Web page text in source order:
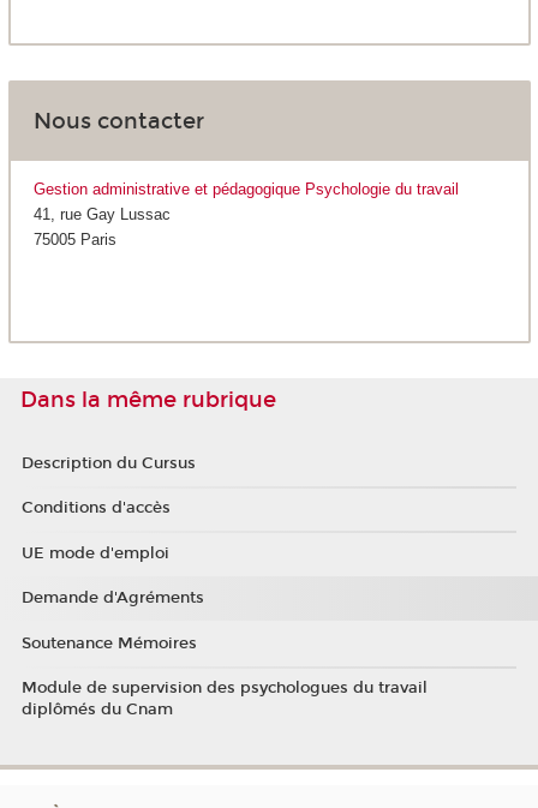
Nous contacter
Gestion administrative et pédagogique Psychologie du travail
41, rue Gay Lussac
75005 Paris
Dans la même rubrique
Description du Cursus
Conditions d'accès
UE mode d'emploi
Demande d'Agréments
Soutenance Mémoires
Module de supervision des psychologues du travail
diplômés du Cnam